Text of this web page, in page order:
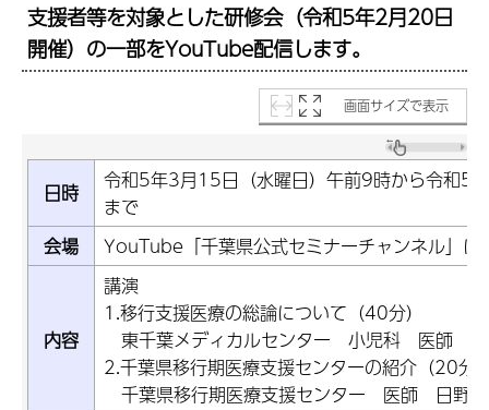
支援者等を対象とした研修会（令和5年2月20日
開催）の一部をYouTube配信します。
画面サイズで表示
日時
令和5年3月15日（水曜日）午前9時から令和5
まで
会場
YouTube「千葉県公式セミナーチャンネル」に
内容
講演
1.移行支援医療の総論について（40分）
東千葉メディカルセンター 小児科 医師 井
2.千葉県移行期医療支援センターの紹介（20分)
千葉県移行期医療支援センター 医師 日野